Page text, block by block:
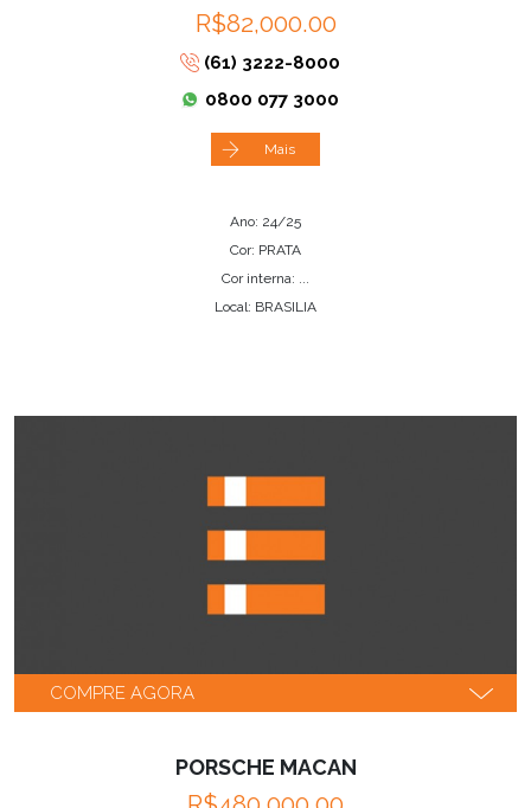
R$82,000.00
(61) 3222-8000
0800 077 3000
Mais
Ano: 24/25
Cor: PRATA
Cor interna: ...
Local: BRASILIA
COMPRE AGORA
PORSCHE MACAN